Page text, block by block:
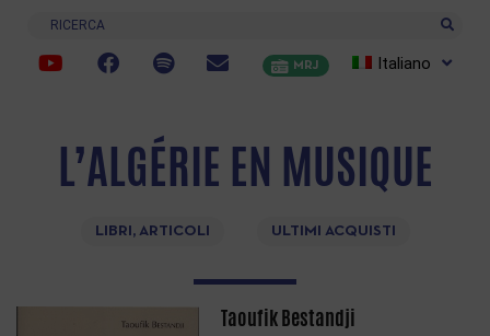
Ricerca
MRJ Italiano
L’ALGÉRIE EN MUSIQUE
LIBRI, ARTICOLI ULTIMI ACQUISTI
Taoufik Bestandji